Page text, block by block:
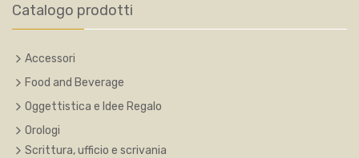
Catalogo prodotti
Accessori
Food and Beverage
Oggettistica e Idee Regalo
Orologi
Scrittura, ufficio e scrivania